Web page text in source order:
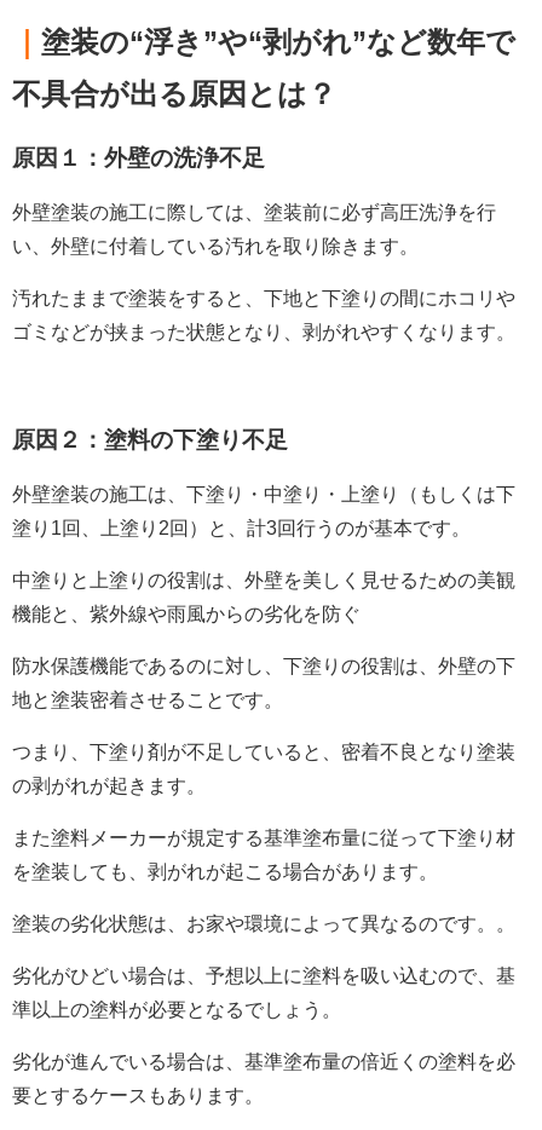
塗装の“浮き”や“剥がれ”など数年で
不具合が出る原因とは？
原因１：外壁の洗浄不足
外壁塗装の施工に際しては、塗装前に必ず高圧洗浄を行
い、外壁に付着している汚れを取り除きます。
汚れたままで塗装をすると、下地と下塗りの間にホコリや
ゴミなどが挟まった状態となり、剥がれやすくなります。
原因２：塗料の下塗り不足
外壁塗装の施工は、下塗り・中塗り・上塗り（もしくは下
塗り1回、上塗り2回）と、計3回行うのが基本です。
中塗りと上塗りの役割は、外壁を美しく見せるための美観
機能と、紫外線や雨風からの劣化を防ぐ
防水保護機能であるのに対し、下塗りの役割は、外壁の下
地と塗装密着させることです。
つまり、下塗り剤が不足していると、密着不良となり塗装
の剥がれが起きます。
また塗料メーカーが規定する基準塗布量に従って下塗り材
を塗装しても、剥がれが起こる場合があります。
塗装の劣化状態は、お家や環境によって異なるのです。。
劣化がひどい場合は、予想以上に塗料を吸い込むので、基
準以上の塗料が必要となるでしょう。
劣化が進んでいる場合は、基準塗布量の倍近くの塗料を必
要とするケースもあります。